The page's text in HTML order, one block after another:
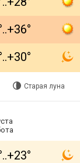
Старая луна